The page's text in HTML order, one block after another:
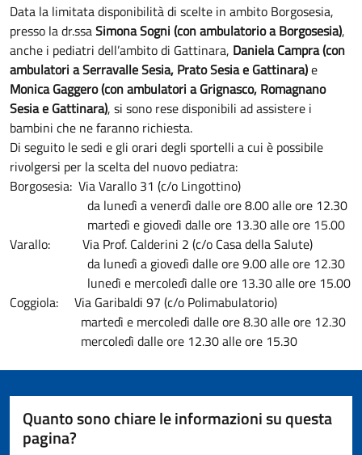
Data la limitata disponibilità di scelte in ambito Borgosesia,
presso la dr.ssaSimona Sogni (con ambulatorio a Borgosesia),
anche i pediatri dell’ambito di Gattinara, Daniela Campra (con
ambulatori a Serravalle Sesia, Prato Sesia e Gattinara)e
Monica Gaggero (con ambulatori a Grignasco, Romagnano
Sesia e Gattinara), si sono rese disponibili ad assistere i
bambini che ne faranno richiesta.
Di seguito le sedi e gli orari degli sportelli a cui è possibile
rivolgersi per la scelta del nuovo pediatra:
Borgosesia: Via Varallo 31 (c/o Lingottino)
da lunedì a venerdì dalle ore 8.00 alle ore 12.30
martedì e giovedì dalle ore 13.30 alle ore 15.00
Varallo: Via Prof. Calderini 2 (c/o Casa della Salute)
da lunedì a giovedì dalle ore 9.00 alle ore 12.30
lunedì e mercoledì dalle ore 13.30 alle ore 15.00
Coggiola: Via Garibaldi 97 (c/o Polimabulatorio)
martedì e mercoledì dalle ore 8.30 alle ore 12.30
mercoledì dalle ore 12.30 alle ore 15.30
Quanto sono chiare le informazioni su questa
pagina?